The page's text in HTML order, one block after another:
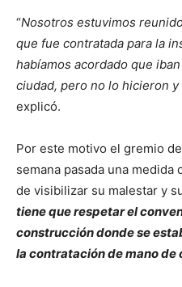
“Nosotros estuvimos
que fue contratada para la
habíamos acordado que
ciudad, pero no lo hicieron
explicó.
Por este motivo el gremio
semana pasada una
de visibilizar su malestar y
tiene que respetar el
construcción donde se
la contratación de mano de